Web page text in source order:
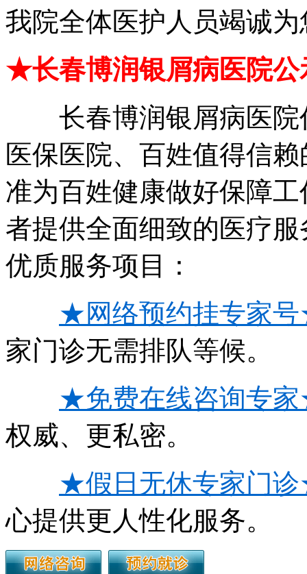
我院全体医护人员竭诚
★长春博润银屑病医院
长春博润银屑病医院
医保医院、百姓值得信
准为百姓健康做好保障
者提供全面细致的医疗
优质服务项目：
★网络预约挂专家
家门诊无需排队等候。
★免费在线咨询专
权威、更私密。
★假日无休专家门
心提供更人性化服务。